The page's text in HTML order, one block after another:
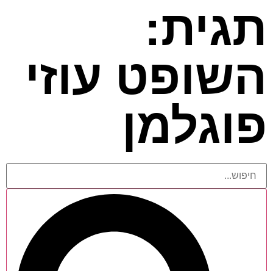
תגית:
השופט עוזי
פוגלמן